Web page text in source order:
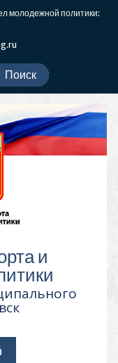
молодежной политики:
и